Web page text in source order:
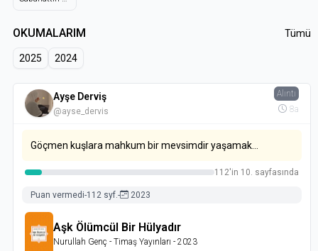
OKUMALARIM Tümü
2025 2024
Ayşe Derviş
@ayse_dervis
Alıntı
8a
Göçmen kuşlara mahkum bir mevsimdir yaşamak...
112'in 10. sayfasında
Puan vermedi-112 syf.- 2023
Aşk Ölümcül Bir Hülyadır
Nurullah Genç - Timaş Yayınları - 2023